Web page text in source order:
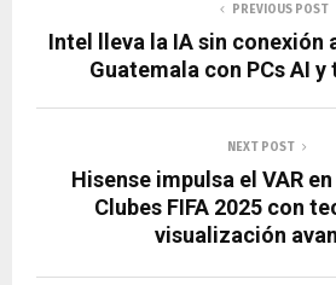
PREVIOUS POST
Intel lleva la IA sin conexión
Guatemala con PCs AI
NEXT POST
Hisense impulsa el VAR
Clubes FIFA 2025 con
visualización